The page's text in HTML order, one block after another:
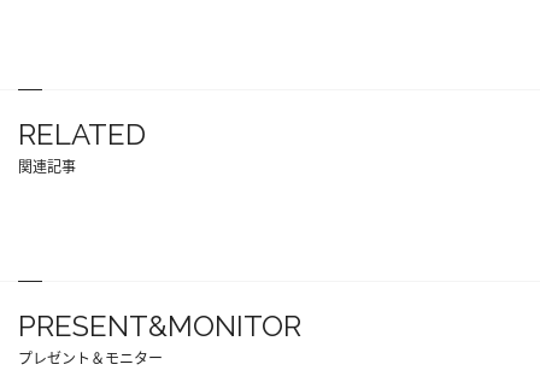
RELATED
関連記事
PRESENT&MONITOR
プレゼント＆モニター